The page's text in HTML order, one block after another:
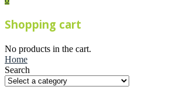
Shopping cart
No products in the cart.
Home
Search